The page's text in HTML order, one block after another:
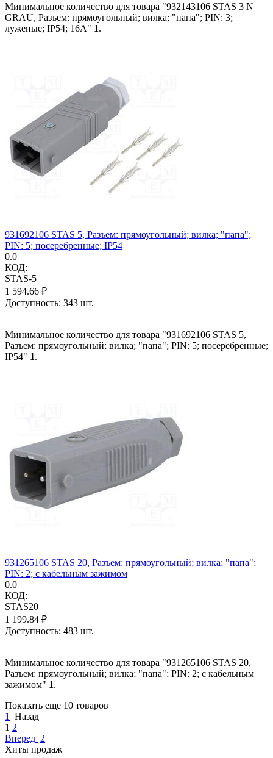
Минимальное количество для товара "932143106 STAS 3 N
GRAU, Разъем: прямоугольный; вилка; "папа"; PIN: 3;
луженые; IP54; 16А" 1.
931692106 STAS 5, Разъем: прямоугольный; вилка; "папа";
PIN: 5; посеребренные; IP54
0.0
КОД:
STAS-5
1 594.66 ₽
Доступность: 343 шт.
Минимальное количество для товара "931692106 STAS 5,
Разъем: прямоугольный; вилка; "папа"; PIN: 5; посеребренные;
IP54" 1.
931265106 STAS 20, Разъем: прямоугольный; вилка; "папа";
PIN: 2; с кабельным зажимом
0.0
КОД:
STAS20
1 199.84 ₽
Доступность: 483 шт.
Минимальное количество для товара "931265106 STAS 20,
Разъем: прямоугольный; вилка; "папа"; PIN: 2; с кабельным
зажимом" 1.
Показать еще 10 товаров
1
Назад
1 2
Вперед 2
Хиты продаж